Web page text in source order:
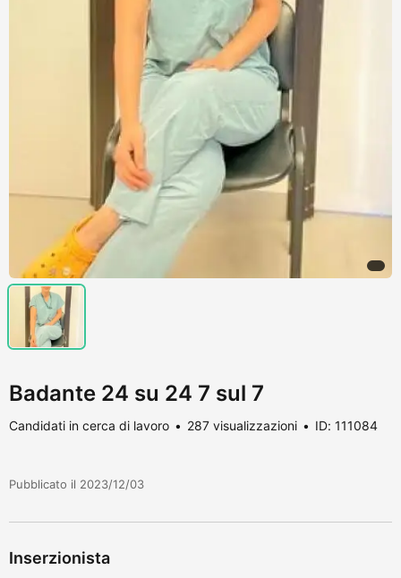
Badante 24 su 24 7 sul 7
Candidati in cerca di lavoro 287 visualizzazioni ID: 111084
Pubblicato il 2023/12/03
Inserzionista